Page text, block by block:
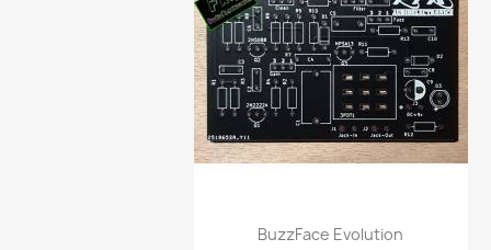
BuzzFace Evolution
Aperçu rapide